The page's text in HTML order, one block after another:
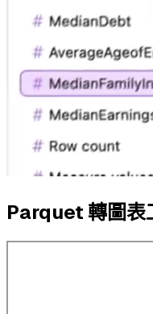
Parquet 轉圖表